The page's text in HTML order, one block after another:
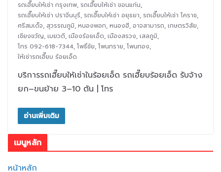
รถเฮี๊ยบให้เช่า กรุงเทพ, รถเฮี๊ยบให้เช่า ขอนแก่น,
รถเฮี๊ยบให้เช่า ปราจีนบุรี, รถเฮี๊ยบให้เช่า อยุธยา, รถเฮี๊ยบให้เช่า โคราช,
ศรีสมเด็จ, สุวรรณภูมิ, หนองพอก, หนองฮี, อาจสามารถ, เกษตรวิสัย,
เชียงขวัญ, เมยวดี, เมืองร้อยเอ็ด, เมืองสรวง, เสลภูมิ,
โทร 092-618-7344, โพธิ์ชัย, โพนทราย, โพนทอง,
ให้เช่ารถเฮี๊ยบ ร้อยเอ็ด
บริการรถเฮี๊ยบให้เช่าในร้อยเอ็ด รถเฮี๊ยบร้อยเอ็ด รับจ้าง
ยก–ขนย้าย 3–10 ตัน | โทร
อ่านเพิ่มเติม
เมนูหลัก
หน้าหลัก